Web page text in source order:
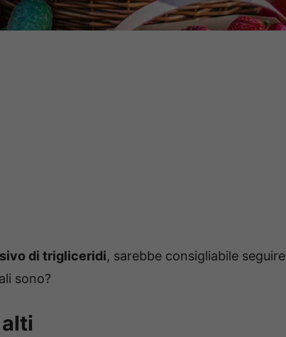
di trigliceridi, sarebbe consigliabile seguire
sono?